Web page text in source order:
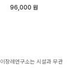
96,000 원
장례연구소는 시설과 무관